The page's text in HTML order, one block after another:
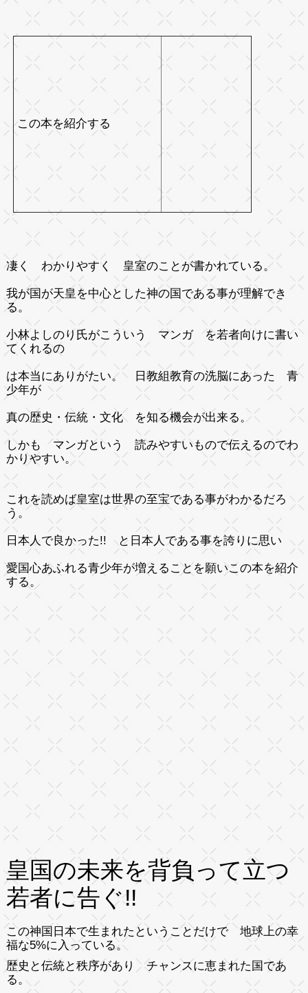
この本を紹介する
凄く わかりやすく 皇室のことが書かれている。
我が国が天皇を中心とした神の国である事が理解でき
る。
小林よしのり氏がこういう マンガ を若者向けに書い
てくれるの
は本当にありがたい。 日教組教育の洗脳にあった 青
少年が
真の歴史・伝統・文化 を知る機会が出来る。
しかも マンガという 読みやすいもので伝えるのでわ
かりやすい。
これを読めば皇室は世界の至宝である事がわかるだろ
う。
日本人で良かった!! と日本人である事を誇りに思い
愛国心あふれる青少年が増えることを願いこの本を紹介
する。
皇国の未来を背負って立つ
若者に告ぐ!!
この神国日本で生まれたということだけで 地球上の幸
福な5%に入っている。
歴史と伝統と秩序があり チャンスに恵まれた国であ
る。